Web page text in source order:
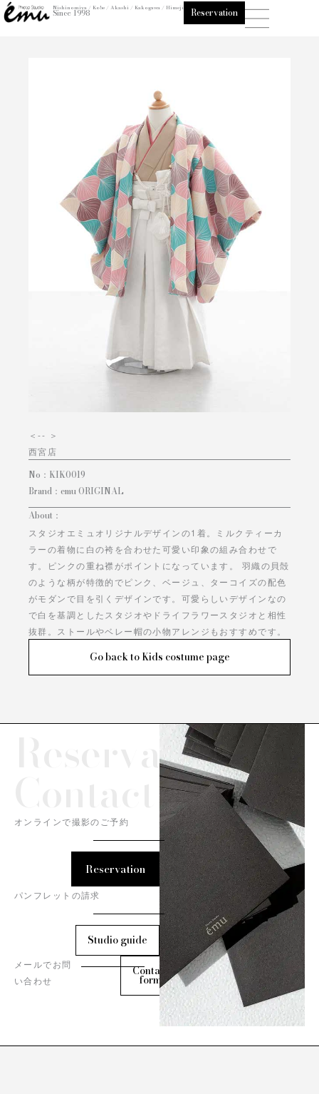
内
容
Nishinomiya / Kobe / Akashi / Kakogawa / Himeji
Since 1998 Reservation
＜-- ＞
西宮店
No： KIK0019
Brand： emu ORIGINAL
About：
スタジオエミュオリジナルデザインの1着。ミルクティーカ
ラーの着物に白の袴を合わせた可愛い印象の組み合わせで
す。ピンクの重ね襟がポイントになっています。 羽織の貝殻
のような柄が特徴的でピンク、ベージュ、ターコイズの配色
がモダンで目を引くデザインです。可愛らしいデザインなの
で白を基調としたスタジオやドライフラワースタジオと相性
抜群。ストールやベレー帽の小物アレンジもおすすめです。
Go back to Kids costume page
Reservation/
オンラインで撮影のご予約
Reservation
パンフレットの請求
Studio guide
メールでお問
い合わせ
Contact
form